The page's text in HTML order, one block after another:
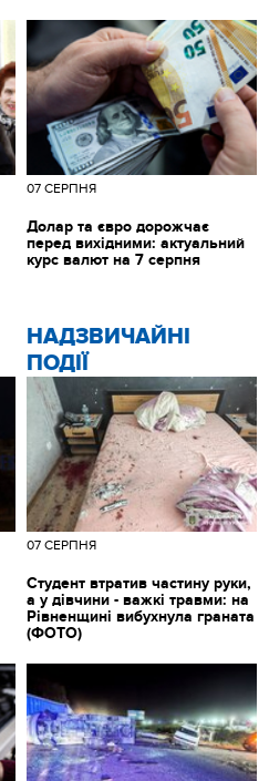
НАДЗВИЧАЙНІ
ПОДІЇ
07 СЕРПНЯ
Студент втратив частину руки,
а у дівчини - важкі травми: на
Рівненщині вибухнула граната
(ФОТО)
07 СЕРПНЯ
Долар та євро дорожчає
перед вихідними: актуальний
курс валют на 7 серпня